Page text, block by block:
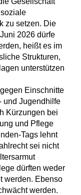
Straße /
/
Straße /
/
/
/
zu setzen. Die
2026 dürfe
heißt es im
Strukturen,
unterstützen
Einschnitte
und Jugendhilfe
Kürzungen bei
und Pflege
Tags lehnt
sei nicht
dürften weder
werden. Ebenso
werden.